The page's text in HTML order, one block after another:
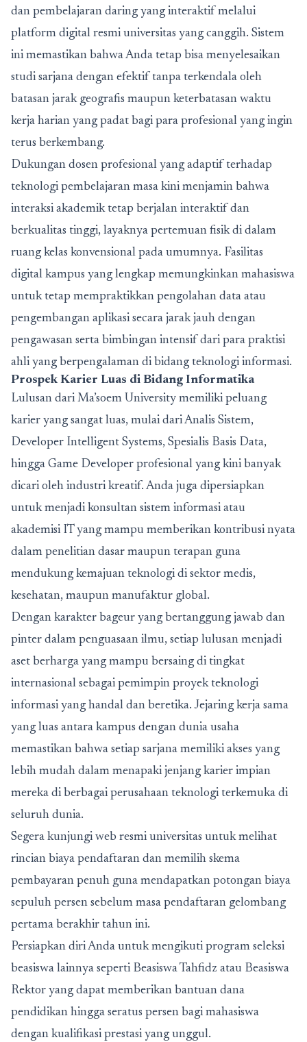
dan pembelajaran daring yang interaktif melalui
platform digital resmi universitas yang canggih. Sistem
ini memastikan bahwa Anda tetap bisa menyelesaikan
studi sarjana dengan efektif tanpa terkendala oleh
batasan jarak geografis maupun keterbatasan waktu
kerja harian yang padat bagi para profesional yang ingin
terus berkembang.
Dukungan dosen profesional yang adaptif terhadap
teknologi pembelajaran masa kini menjamin bahwa
interaksi akademik tetap berjalan interaktif dan
berkualitas tinggi, layaknya pertemuan fisik di dalam
ruang kelas konvensional pada umumnya. Fasilitas
digital kampus yang lengkap memungkinkan mahasiswa
untuk tetap mempraktikkan pengolahan data atau
pengembangan aplikasi secara jarak jauh dengan
pengawasan serta bimbingan intensif dari para praktisi
ahli yang berpengalaman di bidang teknologi informasi.
Prospek Karier Luas di Bidang Informatika
Lulusan dari Ma’soem University memiliki peluang
karier yang sangat luas, mulai dari Analis Sistem,
Developer Intelligent Systems, Spesialis Basis Data,
hingga Game Developer profesional yang kini banyak
dicari oleh industri kreatif. Anda juga dipersiapkan
untuk menjadi konsultan sistem informasi atau
akademisi IT yang mampu memberikan kontribusi nyata
dalam penelitian dasar maupun terapan guna
mendukung kemajuan teknologi di sektor medis,
kesehatan, maupun manufaktur global.
Dengan karakter bageur yang bertanggung jawab dan
pinter dalam penguasaan ilmu, setiap lulusan menjadi
aset berharga yang mampu bersaing di tingkat
internasional sebagai pemimpin proyek teknologi
informasi yang handal dan beretika. Jejaring kerja sama
yang luas antara kampus dengan dunia usaha
memastikan bahwa setiap sarjana memiliki akses yang
lebih mudah dalam menapaki jenjang karier impian
mereka di berbagai perusahaan teknologi terkemuka di
seluruh dunia.
Segera kunjungi web resmi universitas untuk melihat
rincian biaya pendaftaran dan memilih skema
pembayaran penuh guna mendapatkan potongan biaya
sepuluh persen sebelum masa pendaftaran gelombang
pertama berakhir tahun ini.
Persiapkan diri Anda untuk mengikuti program seleksi
beasiswa lainnya seperti Beasiswa Tahfidz atau Beasiswa
Rektor yang dapat memberikan bantuan dana
pendidikan hingga seratus persen bagi mahasiswa
dengan kualifikasi prestasi yang unggul.